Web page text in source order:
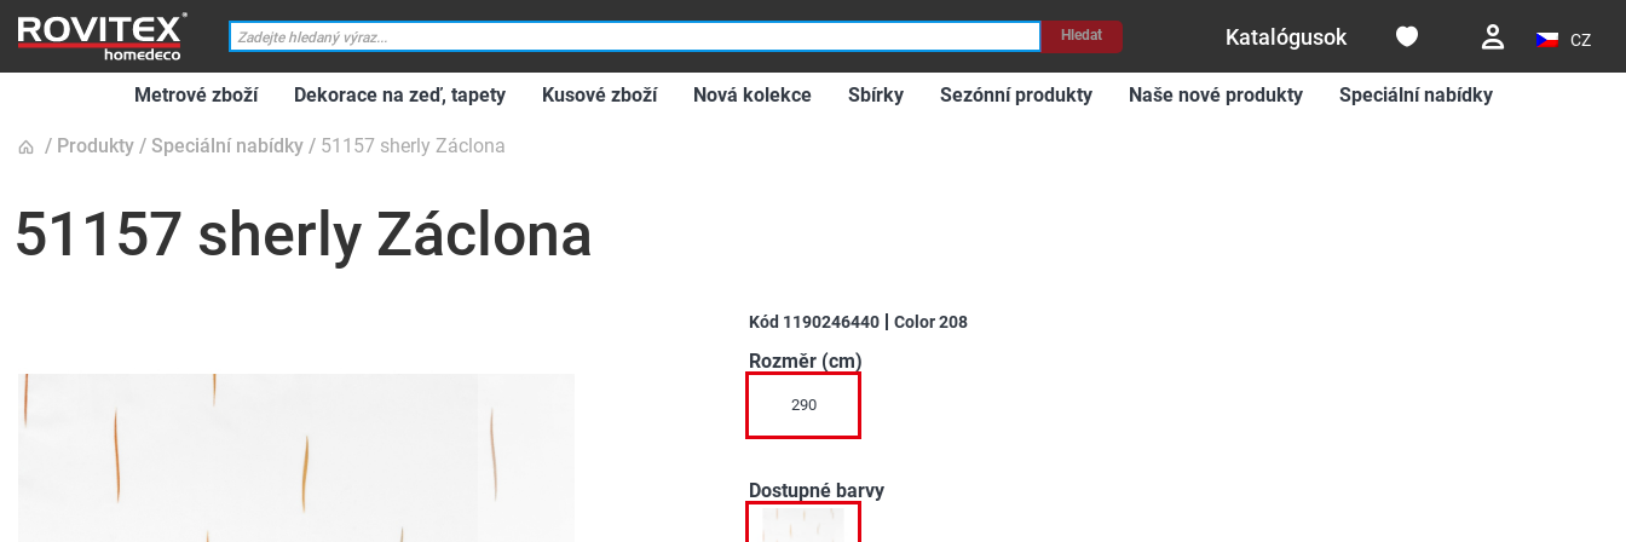
Hledat
Metrové zboží Dekorace na zeď, tapety Kusové zboží Nová kolekce Sbírky Sezónní produkty Naše nové produkty Speciální nabídky
Katalógusok CZ
Produkty Speciální nabídky 51157 sherly Záclona
51157 sherly Záclona
konec
galerie
s
Kód 1190246440 Color 208
Rozměr (cm)
290
Dostupné barvy